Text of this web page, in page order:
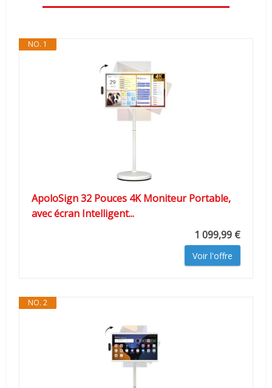
NO. 1
ApoloSign 32 Pouces 4K Moniteur Portable,
avec écran Intelligent...
1 099,99 €
Voir l'offre
NO. 2